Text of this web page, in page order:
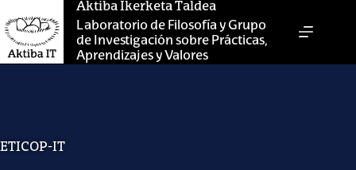
al
contenido
Aktiba Ikerketa Taldea
Laboratorio de Filosofía y Grupo
de Investigación sobre Prácticas,
Aprendizajes y Valores
ETICOP-IT